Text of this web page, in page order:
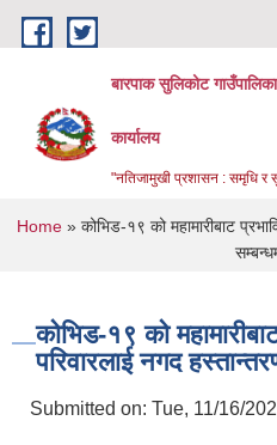
Skip to main content
बारपाक सुलिकोट
कार्यालय
"नतिजामुखी प्रशासन : समृधि र
You are here
Home » कोभिड-१९ को महामारीबाट
कोभिड-१९ को
परिवारलाई नगद
Submitted on: Tue, 11/16/